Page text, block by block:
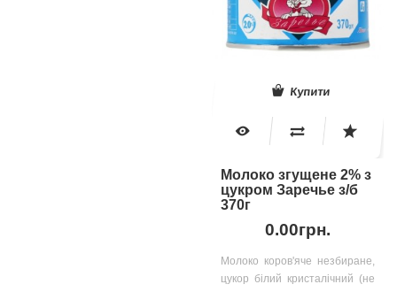
Купити
Молоко згущене 2% з
цукром Заречье з/б
370г
0.00грн.
Молоко коров'яче незбиране,
цукор білий кристалічний (не